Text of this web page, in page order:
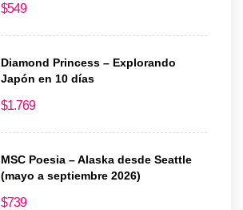
$549
Diamond Princess – Explorando
Japón en 10 días
$1.769
MSC Poesia – Alaska desde Seattle
(mayo a septiembre 2026)
$739